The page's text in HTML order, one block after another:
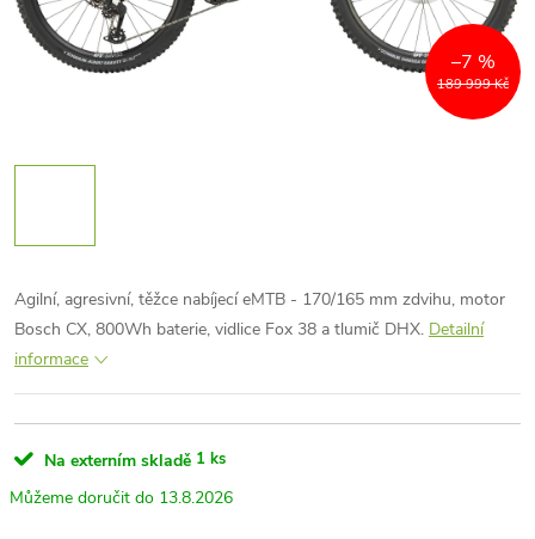
189 999 Kč
–7 %
Agilní, agresivní, těžce nabíjecí eMTB - 170/165 mm zdvihu, motor
Bosch CX, 800Wh baterie, vidlice Fox 38 a tlumič DHX. Detailní
informace
Na externím skladě 1 ks
13.8.2026